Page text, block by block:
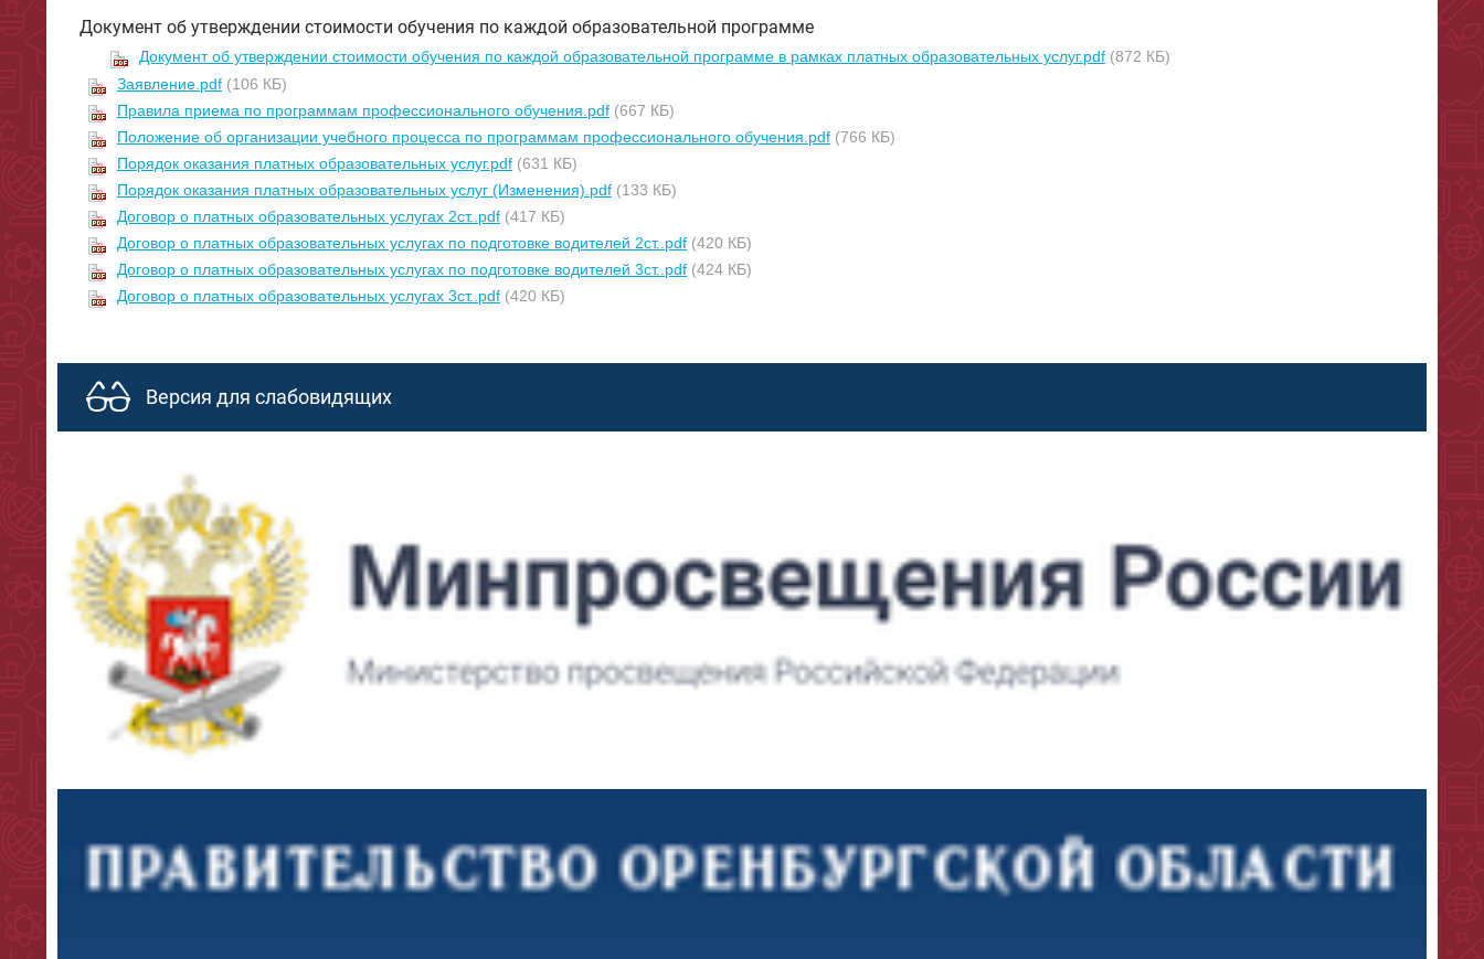
Документ об утверждении стоимости обучения по каждой образовательной программе
Документ об утверждении стоимости обучения по каждой образовательной программе в рамках платных образовательных услуг.pdf (872 КБ)
Заявление.pdf (106 КБ)
Правила приема по программам профессионального обучения.pdf (667 КБ)
Положение об организации учебного процесса по программам профессионального обучения.pdf (766 КБ)
Порядок оказания платных образовательных услуг.pdf (631 КБ)
Порядок оказания платных образовательных услуг (Изменения).pdf (133 КБ)
Договор о платных образовательных услугах 2ст..pdf (417 КБ)
Договор о платных образовательных услугах по подготовке водителей 2ст..pdf (420 КБ)
Договор о платных образовательных услугах по подготовке водителей 3ст..pdf (424 КБ)
Договор о платных образовательных услугах 3ст..pdf (420 КБ)
Версия для слабовидящих